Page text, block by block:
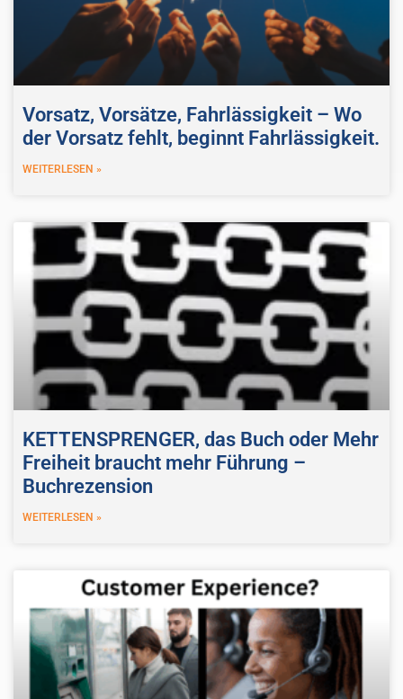
Vorsatz, Vorsätze, Fahrlässigkeit – Wo
der Vorsatz fehlt, beginnt Fahrlässigkeit.
WEITERLESEN »
KETTENSPRENGER, das Buch oder Mehr
Freiheit braucht mehr Führung –
Buchrezension
WEITERLESEN »